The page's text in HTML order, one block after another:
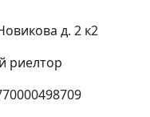
д. 2 к2
риелтор